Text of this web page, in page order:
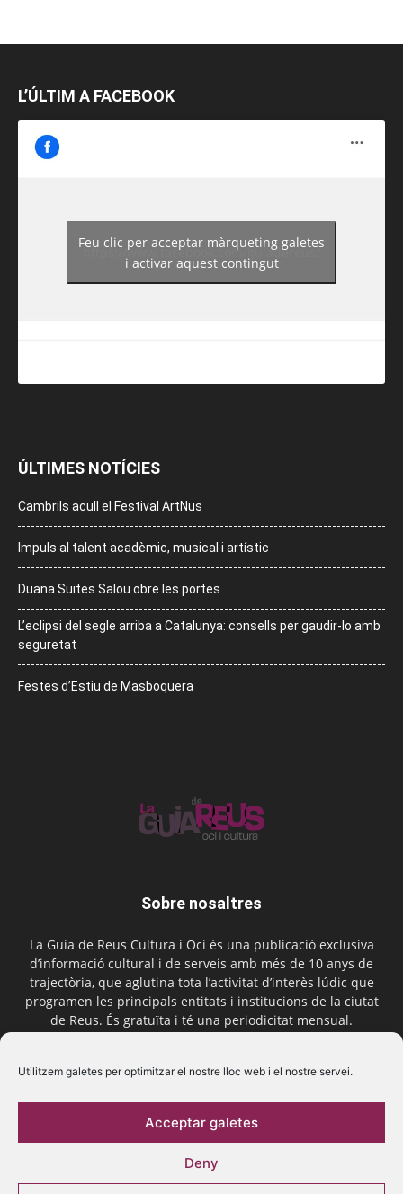
Utilitzem galetes per optimitzar el nostre lloc web i el nostre servei.
Acceptar galetes
Deny
L’ÚLTIM A FACEBOOK
https://www.facebook.com/guiadereus/
Feu clic per acceptar màrqueting galetes
i activar aquest contingut
ÚLTIMES NOTÍCIES
Cambrils acull el Festival ArtNus
Impuls al talent acadèmic, musical i artístic
Duana Suites Salou obre les portes
L’eclipsi del segle arriba a Catalunya: consells per gaudir-lo amb
seguretat
Festes d’Estiu de Masboquera
Sobre nosaltres
La Guia de Reus Cultura i Oci és una publicació exclusiva
d’informació cultural i de serveis amb més de 10 anys de
trajectòria, que aglutina tota l’activitat d’interès lúdic que
programen les principals entitats i institucions de la ciutat
de Reus. És gratuïta i té una periodicitat mensual.
Segueix-nos